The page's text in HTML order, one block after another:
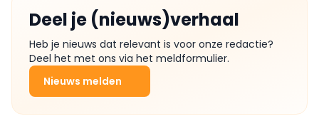
Deel je (nieuws)verhaal
Heb je nieuws dat relevant is voor onze redactie?
Deel het met ons via het meldformulier.
Nieuws melden